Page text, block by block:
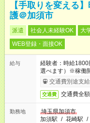
【手取りを変える
護＠加須市
派遣 社会人未経験OK 大
WEB登録・面接OK
給与
経験者：時給
選べます）※稼働
す。交通費別途支
交通費 交通費全
勤務地
埼玉県加須市
加須駅 / 花崎駅 /